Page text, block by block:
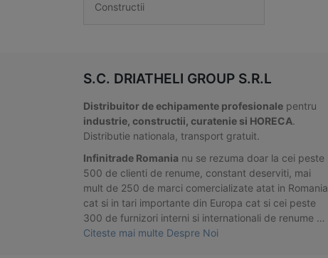
Constructii
S.C. DRIATHELI GROUP S.R.L
Distribuitor de echipamente profesionale pentru
industrie, constructii, curatenie si HORECA.
Distributie nationala, transport gratuit.
Infinitrade Romania nu se rezuma doar la cei peste
500 de clienti de renume, constant deserviti, mai
mult de 250 de marci comercializate atat in Romania
cat si in tari importante din Europa cat si cei peste
300 de furnizori interni si internationali de renume …
Citeste mai multe Despre Noi